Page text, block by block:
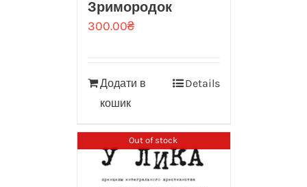
Зримородок
300.00₴
Додати в
кошик
Details
Out of stock